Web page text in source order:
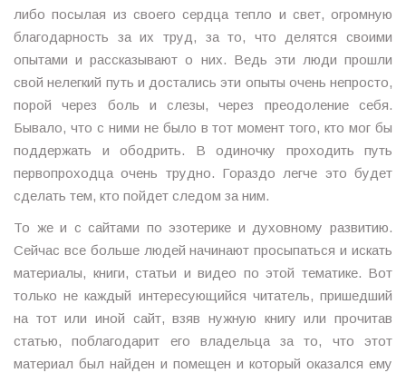
либо посылая из своего сердца тепло и свет, огромную
благодарность за их труд, за то, что делятся своими
опытами и рассказывают о них. Ведь эти люди прошли
свой нелегкий путь и достались эти опыты очень непросто,
порой через боль и слезы, через преодоление себя.
Бывало, что с ними не было в тот момент того, кто мог бы
поддержать и ободрить. В одиночку проходить путь
первопроходца очень трудно. Гораздо легче это будет
сделать тем, кто пойдет следом за ним.
То же и с сайтами по эзотерике и духовному развитию.
Сейчас все больше людей начинают просыпаться и искать
материалы, книги, статьи и видео по этой тематике. Вот
только не каждый интересующийся читатель, пришедший
на тот или иной сайт, взяв нужную книгу или прочитав
статью, поблагодарит его владельца за то, что этот
материал был найден и помещен и который оказался ему